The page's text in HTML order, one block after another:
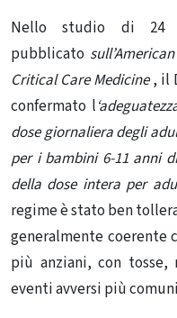
Nello studio di 24
pubblicato
Critical Care Medicine, il
confermato l
dose giornaliera degli
per i bambini 6-11 anni
della dose intera per
regime è stato ben
generalmente coerente
più anziani, con
eventi avversi più